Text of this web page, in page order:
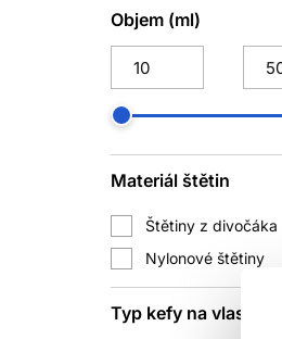
Sibel
The Doctor
Wella Professionals
Objem (ml)
Materiál štětin
Štětiny z divočáka
Nylonové štětiny
Typ kefy na vlasy